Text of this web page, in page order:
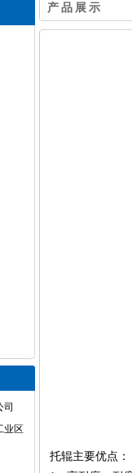
司
业区
产品展示
托辊主要优点：